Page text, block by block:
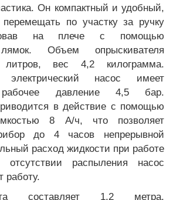
Он компактный и удобный,
по участку за ручку
на плече с помощью
Объем опрыскивателя
литров, вес 4,2 килограмма.
электрический насос имеет
рабочее давление 4,5 бар.
в действие с помощью
8 А/ч, что позволяет
до 4 часов непрерывной
расход жидкости при работе
распыления насос
работу.
составляет 1,2 метра.